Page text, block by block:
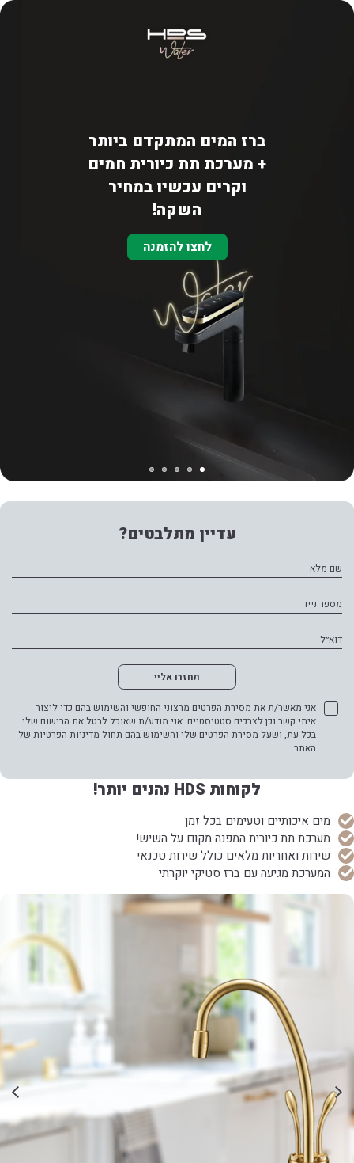
Skip to Content
ברז המים המתקדם ביותר
+ מערכת תת כיורית חמים
וקרים עכשיו במחיר
השקה!
לחצו להזמנה
עדיין מתלבטים?
שם מלא
מספר נייד
דוא״ל
תחזרו אליי
אני מאשר/ת את מסירת הפרטים מרצוני החופשי והשימוש בהם כדי ליצור
איתי קשר וכן לצרכים סטטיסטיים. אני מודע/ת שאוכל לבטל את הרישום שלי
בכל עת, ושעל מסירת הפרטים שלי והשימוש בהם תחול מדיניות הפרטיות של
האתר
לקוחות HDS נהנים יותר!
מים איכותיים וטעימים בכל זמן
מערכת תת כיורית המפנה מקום על השיש!
שירות ואחריות מלאים כולל שירות טכנאי
המערכת מגיעה עם ברז סטיקי יוקרתי